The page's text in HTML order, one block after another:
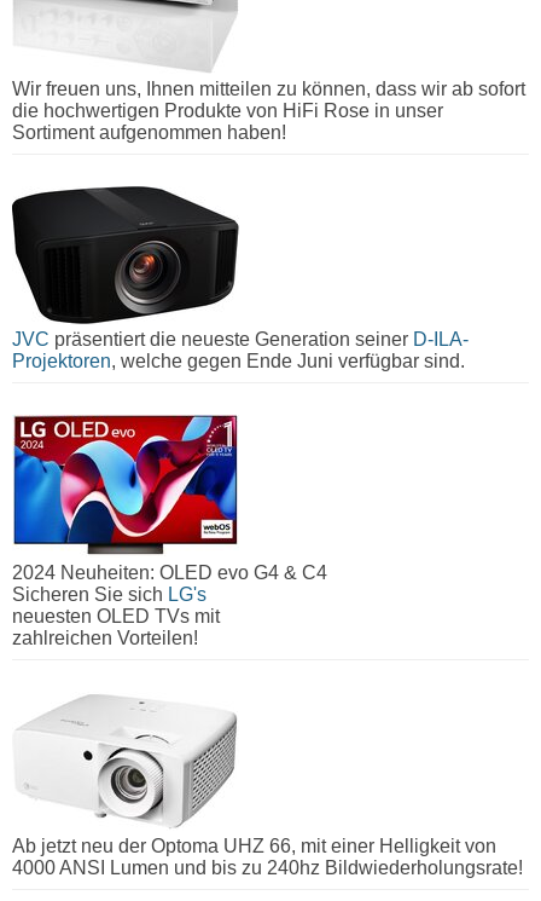
Wir freuen uns, Ihnen mitteilen zu können, dass wir ab sofort
die hochwertigen Produkte von HiFi Rose in unser
Sortiment aufgenommen haben!
JVC präsentiert die neueste Generation seiner D-ILA-
Projektoren, welche gegen Ende Juni verfügbar sind.
2024 Neuheiten: OLED evo G4 & C4
Sicheren Sie sich LG's
neuesten OLED TVs mit
zahlreichen Vorteilen!
Ab jetzt neu der Optoma UHZ 66, mit einer Helligkeit von
4000 ANSI Lumen und bis zu 240hz Bildwiederholungsrate!